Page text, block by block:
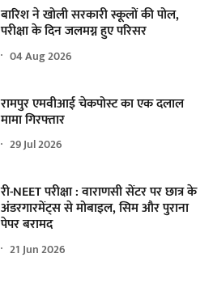
बारिश ने खोली सरकारी स्कूलों की पोल,
परीक्षा के दिन जलमग्न हुए परिसर
04 Aug 2026
रामपुर एमवीआई चेकपोस्ट का एक दलाल
मामा गिरफ्तार
29 Jul 2026
री-NEET परीक्षा : वाराणसी सेंटर पर छात्र के
अंडरगारमेंट्स से मोबाइल, सिम और पुराना
पेपर बरामद
21 Jun 2026